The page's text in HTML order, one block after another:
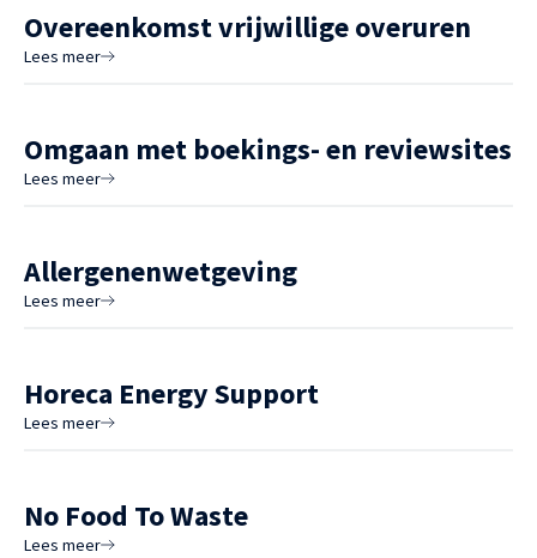
Overeenkomst vrijwillige overuren
Lees meer
Omgaan met boekings- en reviewsites
Lees meer
Allergenenwetgeving
Lees meer
Horeca Energy Support
Lees meer
No Food To Waste
Lees meer